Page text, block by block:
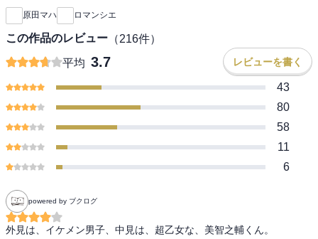
輔は、光晴をサポートしつつ、リトグラフ制作を行うことになる
が、ある大きな転機が訪れる。
※本書は過去に単行本版として配信された『ロマンシエ』の文庫版
です。
原田マハ ロマンシエ
この作品のレビュー （216件）
平均 3.7 レビューを書く
43
80
58
11
6
powered by ブクログ
外見は、イケメン男子、中見は、超乙女な、美智之輔くん。